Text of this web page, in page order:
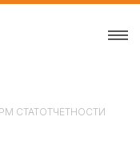
СТАТОТЧЕТНОСТИ